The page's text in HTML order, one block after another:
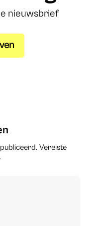
nieuwsbrief
Vereiste